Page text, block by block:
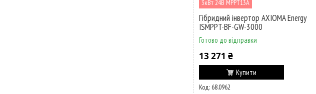
3кВт 24В MPPT13А
Гібридний інвертор AXIOMA Energy
ISMPPT-BF-GW-3000
Готово до відправки
13 271 ₴
Купити
68.0962